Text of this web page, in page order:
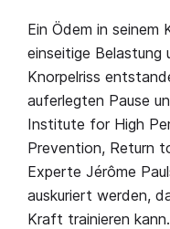
Ein Ödem in seinem
einseitige Belastung
Knorpelriss
auferlegten Pause
Institute for High
Prevention, Return
Experte Jérôme
auskuriert werden,
Kraft trainieren